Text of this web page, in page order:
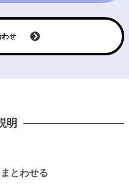
わせ
明
とわせる